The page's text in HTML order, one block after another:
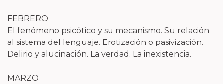
FEBRERO
El fenómeno psicótico y su mecanismo. Su relación
al sistema del lenguaje. Erotización o pasivización.
Delirio y alucinación. La verdad. La inexistencia.
MARZO